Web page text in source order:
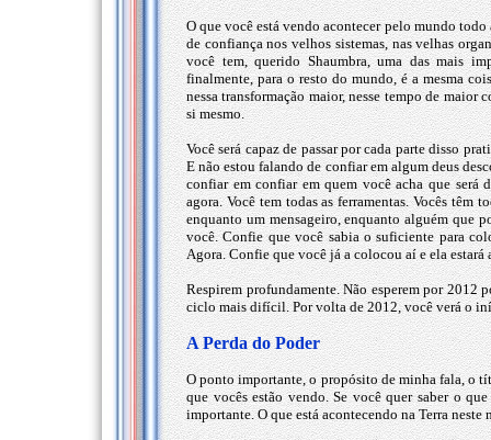
O que você está vendo acontecer pelo mundo
de confiança nos velhos sistemas, nas velhas
você tem, querido Shaumbra, uma das mais
finalmente, para o resto do mundo, é a mesma
nessa transformação maior, nesse tempo de maior
si mesmo.
Você será capaz de passar por cada parte disso
E não estou falando de confiar em algum deus
confiar em confiar em quem você acha que será
agora. Você tem todas as ferramentas. Vocês têm
enquanto um mensageiro, enquanto alguém que
você. Confie que você sabia o suficiente para
Agora. Confie que você já a colocou aí e ela estará
Respirem profundamente. Não esperem por 2012
ciclo mais difícil. Por volta de 2012, você verá o
A Perda do Poder
O ponto importante, o propósito de minha fala, o
que vocês estão vendo. Se você quer saber o
importante. O que está acontecendo na Terra neste